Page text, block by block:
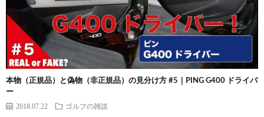
本物（正規品）と偽物（非正規品）の見分け方 #5｜PING G400 ドライバ
ー
2018.07.22 ゴルフの雑談